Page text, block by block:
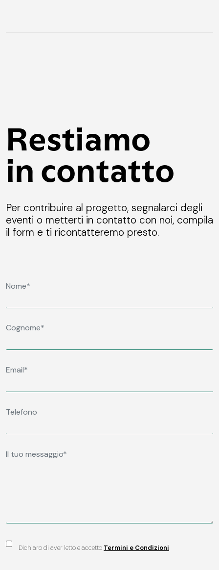
Restiamo
in contatto
Per contribuire al progetto, segnalarci degli
eventi o metterti in contatto con noi, compila
il form e ti ricontatteremo presto.
Dichiaro di aver letto e accetto Termini e Condizioni